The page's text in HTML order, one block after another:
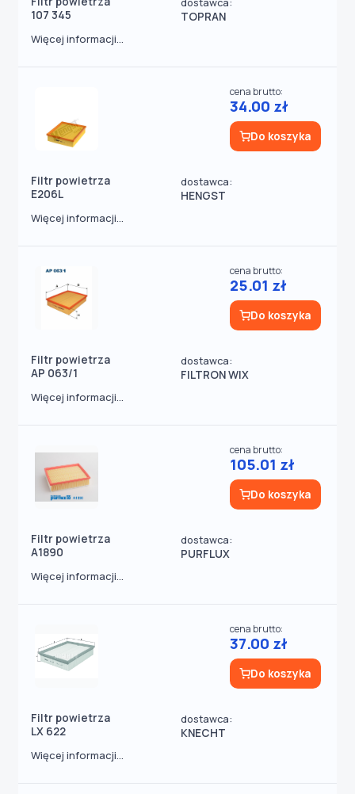
107 345
TOPRAN
Więcej informacji...
Filtr powietrza
E206L
dostawca:
HENGST
cena brutto:
34.00 zł
Do koszyka
Więcej informacji...
Filtr powietrza
AP 063/1
dostawca:
FILTRON WIX
cena brutto:
25.01 zł
Do koszyka
Więcej informacji...
Filtr powietrza
A1890
dostawca:
PURFLUX
cena brutto:
105.01 zł
Do koszyka
Więcej informacji...
Filtr powietrza
LX 622
dostawca:
KNECHT
cena brutto:
37.00 zł
Do koszyka
Więcej informacji...